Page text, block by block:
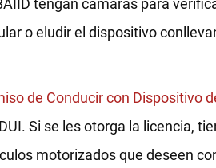
tengan cámaras para
o eludir el dispositivo
de Conducir con Dispositivo
Si se les otorga la licencia,
motorizados que deseen